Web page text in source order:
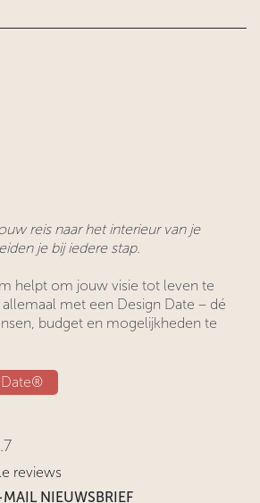
reis naar het interieur van je
je bij iedere stap.
helpt om jouw visie tot leven te
met een Design Date – dé
budget en mogelijkheden te
​​Date®​​
reviews
NIEUWSBRIEF